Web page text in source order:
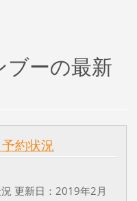
ーの最新
約状況
更新日：2019年2月